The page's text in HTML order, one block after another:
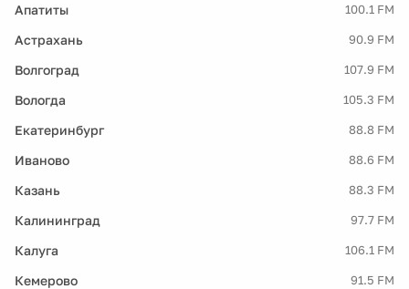
Апатиты 100.1 FM
Астрахань 90.9 FM
Волгоград 107.9 FM
Вологда 105.3 FM
Екатеринбург 88.8 FM
Иваново 88.6 FM
Казань 88.3 FM
Калининград 97.7 FM
Калуга 106.1 FM
Кемерово 91.5 FM